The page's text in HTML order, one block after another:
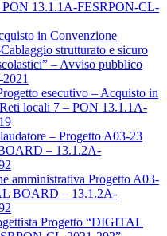
13.1.1A-FESRPON-CL-
in Convenzione
strutturato e sicuro
– Avviso pubblico
esecutivo – Acquisto in
locali 7 – PON 13.1.1A-
– Progetto A03-23
– 13.1.2A-
amministrativa Progetto A03-
BOARD – 13.1.2A-
Progetto “DIGITAL